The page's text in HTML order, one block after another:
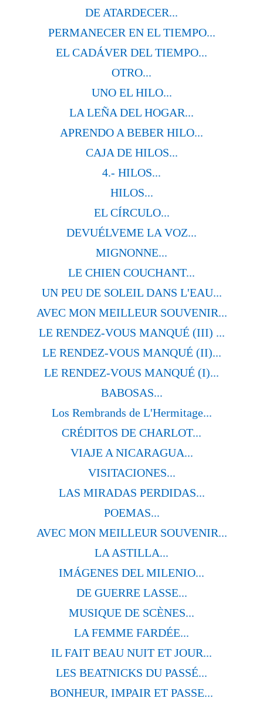
DE ATARDECER...
PERMANECER EN EL TIEMPO...
EL CADÁVER DEL TIEMPO...
OTRO...
UNO EL HILO...
LA LEÑA DEL HOGAR...
APRENDO A BEBER HILO...
CAJA DE HILOS...
4.- HILOS...
HILOS...
EL CÍRCULO...
DEVUÉLVEME LA VOZ...
MIGNONNE...
LE CHIEN COUCHANT...
UN PEU DE SOLEIL DANS L'EAU...
AVEC MON MEILLEUR SOUVENIR...
LE RENDEZ-VOUS MANQUÉ (III) ...
LE RENDEZ-VOUS MANQUÉ (II)...
LE RENDEZ-VOUS MANQUÉ (I)...
BABOSAS...
Los Rembrands de L'Hermitage...
CRÉDITOS DE CHARLOT...
VIAJE A NICARAGUA...
VISITACIONES...
LAS MIRADAS PERDIDAS...
POEMAS...
AVEC MON MEILLEUR SOUVENIR...
LA ASTILLA...
IMÁGENES DEL MILENIO...
DE GUERRE LASSE...
MUSIQUE DE SCÈNES...
LA FEMME FARDÉE...
IL FAIT BEAU NUIT ET JOUR...
LES BEATNICKS DU PASSÉ...
BONHEUR, IMPAIR ET PASSE...